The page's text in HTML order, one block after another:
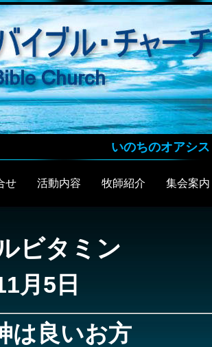
いのちのオアシス
せ 活動内容 牧師紹介 集会案内
ビタミン
月5日
は良いお方